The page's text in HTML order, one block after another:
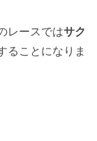
レースではサク
ることになりま